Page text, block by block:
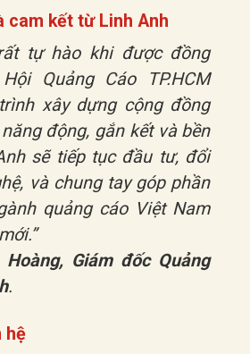
cam kết từ Linh Anh
tự hào khi được đồng
Quảng Cáo TP.HCM
xây dựng cộng đồng
động, gắn kết và bền
sẽ tiếp tục đầu tư, đổi
và chung tay góp phần
quảng cáo Việt Nam
Hoàng, Giám đốc Quảng
.
hệ